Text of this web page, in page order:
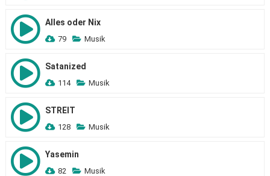
Alles oder Nix
79 Musik
Satanized
114 Musik
STREIT
128 Musik
Yasemin
82 Musik